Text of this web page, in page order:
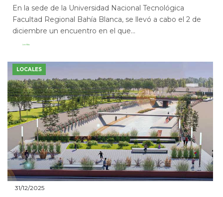
En la sede de la Universidad Nacional Tecnológica
Facultad Regional Bahía Blanca, se llevó a cabo el 2 de
diciembre un encuentro en el que...
Leer Más
LOCALES
31/12/2025